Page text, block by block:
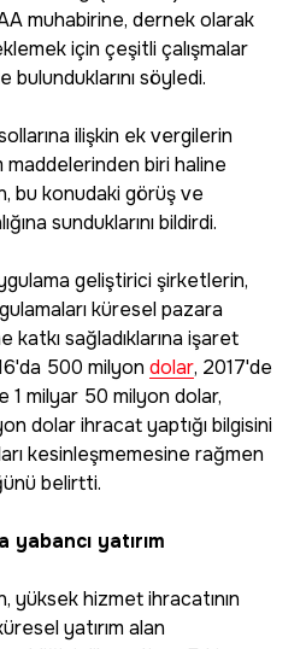
muhabirine, dernek olarak
için çeşitli çalışmalar
bulunduklarını söyledi.
ilişkin ek vergilerin
biri haline
bu konudaki görüş ve
sunduklarını bildirdi.
geliştirici şirketlerin,
küresel pazara
sağladıklarına işaret
500 milyon dolar, 2017'de
1 milyar 50 milyon dolar,
dolar ihracat yaptığı bilgisini
kesinleşmemesine rağmen
belirtti.
yatırım
yüksek hizmet ihracatının
yatırım alan